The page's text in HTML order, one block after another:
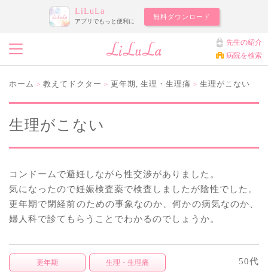
LiLuLa
アプリでもっと便利に
無料ダウンロード
先生の紹介
病院を検索
ホーム > 教えてドクター > 更年期 , 生理・生理痛 > 生理がこない
生理がこない
コンドームで避妊しながら性交渉がありました。
気になったので妊娠検査薬で検査しましたが陰性でした。
更年期で閉経前のための事象なのか、何かの病気なのか、
婦人科で診てもらうことでわかるのでしょうか。
更年期 生理・生理痛 50代